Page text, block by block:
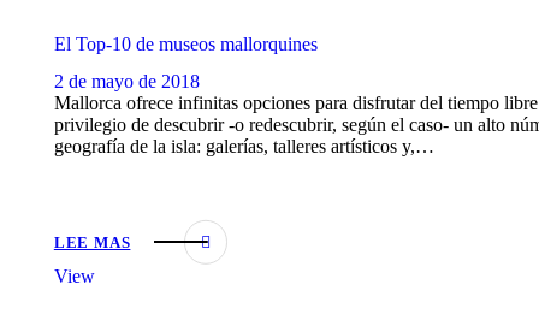
El Top-10 de museos mallorquines
2 de mayo de 2018
Mallorca ofrece infinitas opciones para disfrutar del tiempo
privilegio de descubrir -o redescubrir, según el caso- un alto
geografía de la isla: galerías, talleres artísticos y,…
LEE MAS
View